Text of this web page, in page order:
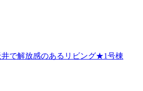
で解放感のあるリビング★1号棟